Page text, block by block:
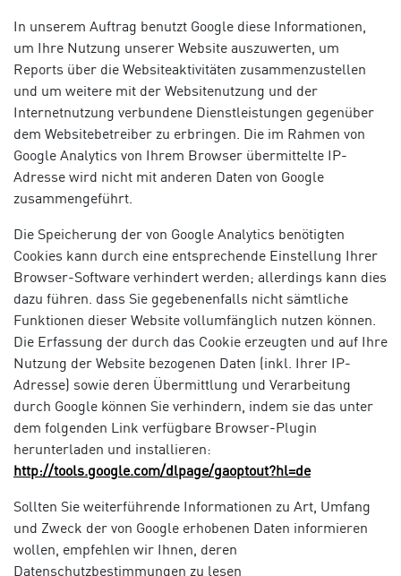
In unserem Auftrag benutzt Google diese Informationen,
um Ihre Nutzung unserer Website auszuwerten, um
Reports über die Websiteaktivitäten zusammenzustellen
und um weitere mit der Websitenutzung und der
Internetnutzung verbundene Dienstleistungen gegenüber
dem Websitebetreiber zu erbringen. Die im Rahmen von
Google Analytics von Ihrem Browser übermittelte IP-
Adresse wird nicht mit anderen Daten von Google
zusammengeführt.
Die Speicherung der von Google Analytics benötigten
Cookies kann durch eine entsprechende Einstellung Ihrer
Browser-Software verhindert werden; allerdings kann dies
dazu führen. dass Sie gegebenenfalls nicht sämtliche
Funktionen dieser Website vollumfänglich nutzen können.
Die Erfassung der durch das Cookie erzeugten und auf Ihre
Nutzung der Website bezogenen Daten (inkl. Ihrer IP-
Adresse) sowie deren Übermittlung und Verarbeitung
durch Google können Sie verhindern, indem sie das unter
dem folgenden Link verfügbare Browser-Plugin
herunterladen und installieren:
http://tools.google.com/dlpage/gaoptout?hl=de
Sollten Sie weiterführende Informationen zu Art, Umfang
und Zweck der von Google erhobenen Daten informieren
wollen, empfehlen wir Ihnen, deren
Datenschutzbestimmungen zu lesen